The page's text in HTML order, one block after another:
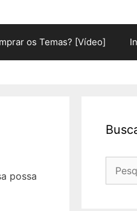
os Temas? [Vídeo]
possa